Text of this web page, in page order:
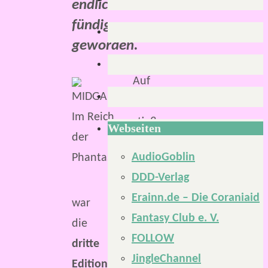
endlich
fündig
geworden.
Auf
stieß
erstmals,
da
war
die
dritte
Edition
Webseiten
AudioGoblin
DDD-Verlag
Erainn.de – Die Coraniaid
Fantasy Club e. V.
FOLLOW
JingleChannel